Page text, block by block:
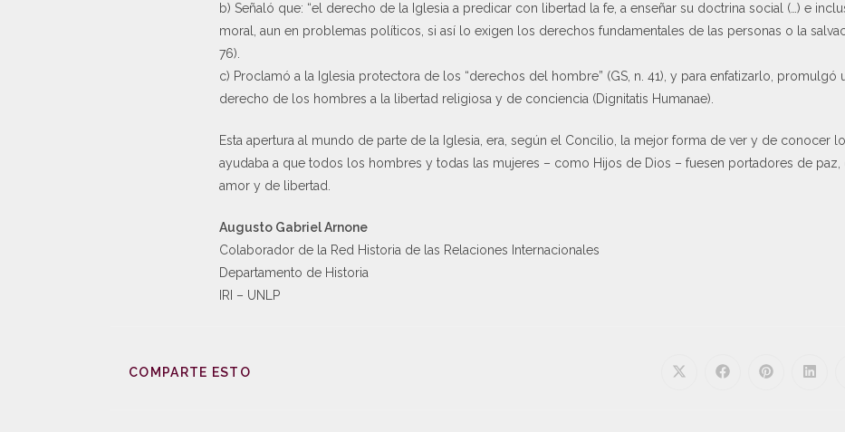
b) Señaló que: “el derecho de la Iglesia a predicar con libertad la fe, a enseñar su doctrina social (…) e
moral, aun en problemas políticos, si así lo exigen los derechos fundamentales de las personas o la
76).
c) Proclamó a la Iglesia protectora de los “derechos del hombre” (GS, n. 41), y para enfatizarlo,
derecho de los hombres a la libertad religiosa y de conciencia (Dignitatis Humanae).
Esta apertura al mundo de parte de la Iglesia, era, según el Concilio, la mejor forma de ver y de conocer
ayudaba a que todos los hombres y todas las mujeres – como Hijos de Dios – fuesen portadores de
amor y de libertad.
Augusto Gabriel Arnone
Colaborador de la Red Historia de las Relaciones Internacionales
Departamento de Historia
IRI – UNLP
COMPARTE ESTO